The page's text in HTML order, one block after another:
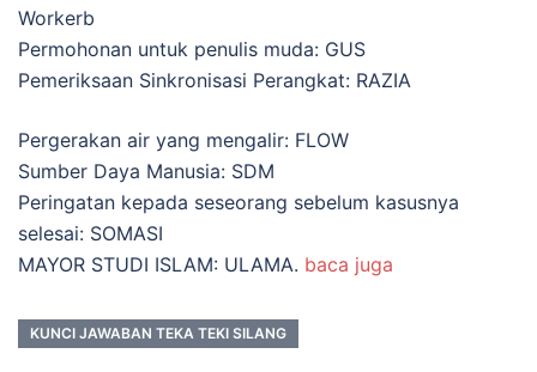
Workerb
Permohonan untuk penulis muda: GUS
Pemeriksaan Sinkronisasi Perangkat: RAZIA
Pergerakan air yang mengalir: FLOW
Sumber Daya Manusia: SDM
Peringatan kepada seseorang sebelum kasusnya
selesai: SOMASI
MAYOR STUDI ISLAM: ULAMA. baca juga
KUNCI JAWABAN TEKA TEKI SILANG